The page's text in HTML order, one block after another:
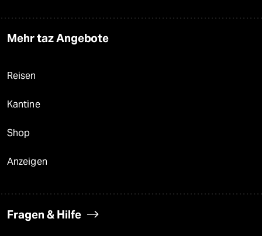
Mehr taz Angebote
Reisen
Kantine
Shop
Anzeigen
Fragen & Hilfe